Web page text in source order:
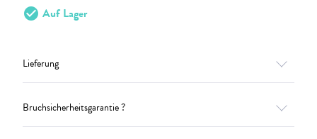
check_circle Auf Lager
Lieferung
Bruchsicherheitsgarantie ?